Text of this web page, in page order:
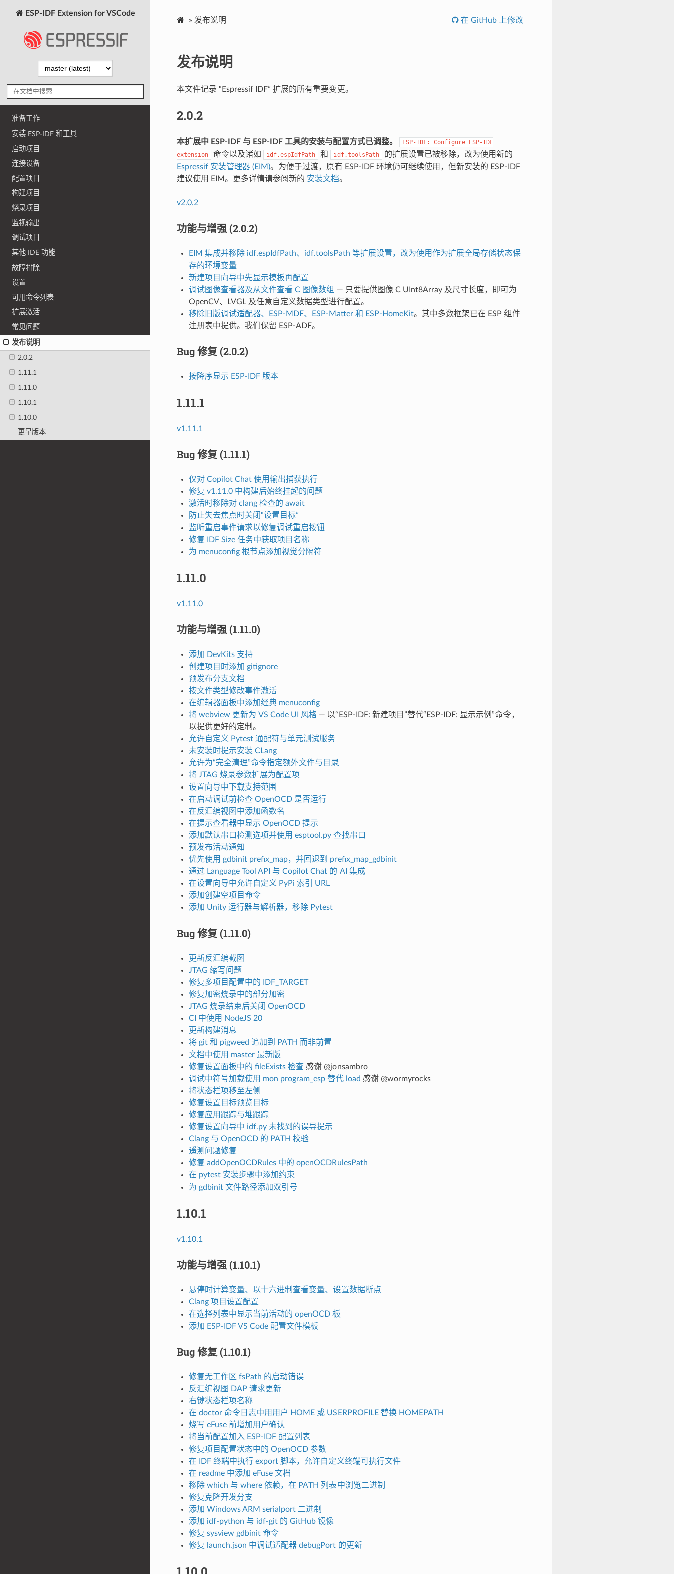
ESP-IDF Extension for VSCode
准备工作
安装 ESP-IDF 和工具
启动项目
连接设备
配置项目
构建项目
烧录项目
监视输出
调试项目
其他 IDE 功能
故障排除
设置
可用命令列表
扩展激活
常见问题
发布说明
2.0.2
1.11.1
1.11.0
1.10.1
1.10.0
更早版本
» 发布说明 在 GitHub 上修改
发布说明
本文件记录 “Espressif IDF” 扩展的所有重要变更。
2.0.2
本扩展中 ESP-IDF 与 ESP-IDF 工具的安装与配置方式已调整。 ESP-IDF: Configure ESP-IDF
extension
命令以及诸如 idf.espIdfPath 和 idf.toolsPath
的扩展设置已被移除，改为使用新的
Espressif 安装管理器 (EIM)。为便于过渡，原有 ESP-IDF 环境仍可继续使用，但新安装的 ESP-IDF
建议使用 EIM。更多详情请参阅新的 安装文档。
v2.0.2
功能与增强 (2.0.2)
EIM 集成并移除 idf.espIdfPath、idf.toolsPath 等扩展设置，改为使用作为扩展全局存储状态保
存的环境变量
新建项目向导中先显示模板再配置
调试图像查看器及从文件查看 C 图像数组 — 只要提供图像 C UInt8Array 及尺寸长度，即可为
OpenCV、LVGL 及任意自定义数据类型进行配置。
移除旧版调试适配器、ESP-MDF、ESP-Matter 和 ESP-HomeKit。其中多数框架已在 ESP 组件
注册表中提供。我们保留 ESP-ADF。
Bug 修复 (2.0.2)
按降序显示 ESP-IDF 版本
1.11.1
v1.11.1
Bug 修复 (1.11.1)
仅对 Copilot Chat 使用输出捕获执行
修复 v1.11.0 中构建后始终挂起的问题
激活时移除对 clang 检查的 await
防止失去焦点时关闭“设置目标”
监听重启事件请求以修复调试重启按钮
修复 IDF Size 任务中获取项目名称
为 menuconfig 根节点添加视觉分隔符
1.11.0
v1.11.0
功能与增强 (1.11.0)
添加 DevKits 支持
创建项目时添加 gitignore
预发布分支文档
按文件类型修改事件激活
在编辑器面板中添加经典 menuconfig
将 webview 更新为 VS Code UI 风格— 以“ESP-IDF: 新建项目”替代“ESP-IDF: 显示示例”命令，
以提供更好的定制。
允许自定义 Pytest 通配符与单元测试服务
未安装时提示安装 CLang
允许为“完全清理”命令指定额外文件与目录
将 JTAG 烧录参数扩展为配置项
设置向导中下载支持范围
在启动调试前检查 OpenOCD 是否运行
在反汇编视图中添加函数名
在提示查看器中显示 OpenOCD 提示
添加默认串口检测选项并使用 esptool.py 查找串口
预发布活动通知
优先使用 gdbinit prefix_map，并回退到 prefix_map_gdbinit
通过 Language Tool API 与 Copilot Chat 的 AI 集成
在设置向导中允许自定义 PyPi 索引 URL
添加创建空项目命令
添加 Unity 运行器与解析器，移除 Pytest
Bug 修复 (1.11.0)
更新反汇编截图
JTAG 缩写问题
修复多项目配置中的 IDF_TARGET
修复加密烧录中的部分加密
JTAG 烧录结束后关闭 OpenOCD
CI 中使用 NodeJS 20
更新构建消息
将 git 和 pigweed 追加到 PATH 而非前置
文档中使用 master 最新版
修复设置面板中的 fileExists 检查感谢 @jonsambro
调试中符号加载使用 mon program_esp 替代 load 感谢 @wormyrocks
将状态栏项移至左侧
修复设置目标预览目标
修复应用跟踪与堆跟踪
修复设置向导中 idf.py 未找到的误导提示
Clang 与 OpenOCD 的 PATH 校验
遥测问题修复
修复 addOpenOCDRules 中的 openOCDRulesPath
在 pytest 安装步骤中添加约束
为 gdbinit 文件路径添加双引号
1.10.1
v1.10.1
功能与增强 (1.10.1)
悬停时计算变量、以十六进制查看变量、设置数据断点
Clang 项目设置配置
在选择列表中显示当前活动的 openOCD 板
添加 ESP-IDF VS Code 配置文件模板
Bug 修复 (1.10.1)
修复无工作区 fsPath 的启动错误
反汇编视图 DAP 请求更新
右键状态栏项名称
在 doctor 命令日志中用用户 HOME 或 USERPROFILE 替换 HOMEPATH
烧写 eFuse 前增加用户确认
将当前配置加入 ESP-IDF 配置列表
修复项目配置状态中的 OpenOCD 参数
在 IDF 终端中执行 export 脚本，允许自定义终端可执行文件
在 readme 中添加 eFuse 文档
移除 which 与 where 依赖，在 PATH 列表中浏览二进制
修复克隆开发分支
添加 Windows ARM serialport 二进制
添加 idf-python 与 idf-git 的 GitHub 镜像
修复 sysview gdbinit 命令
修复 launch.json 中调试适配器 debugPort 的更新